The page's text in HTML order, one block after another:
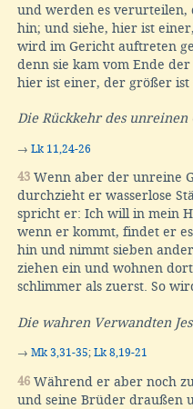
und werden es verurteilen,
hin; und siehe, hier ist
wird im Gericht auftreten
denn sie kam vom Ende
hier ist einer, der größer ist
Die Rückkehr des unreinen
→ Lk 11,24-26
43 Wenn aber der unreine
durchzieht er wasserlose
spricht er: Ich will in mein
wenn er kommt, findet er
hin und nimmt sieben
ziehen ein und wohnen
schlimmer als zuerst. So
Die wahren Verwandten
→ Mk 3,31-35; Lk 8,19-21
46 Während er aber noch
und seine Brüder draußen